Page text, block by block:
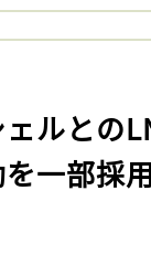
ェルとの
一部採